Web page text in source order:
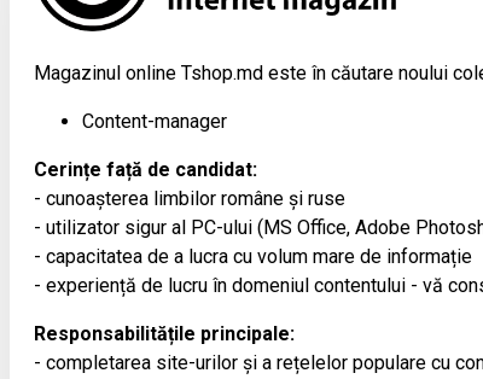
Magazinul online Tshop.md este în căutare noului
Content-manager
Cerințe față de candidat:
- cunoașterea limbilor române și ruse
- utilizator sigur al PC-ului (MS Office, Adobe
- capacitatea de a lucra cu volum mare de informație
- experiență de lucru în domeniul contentului - vă
Responsabilitățile principale:
- completarea site-urilor și a rețelelor populare cu